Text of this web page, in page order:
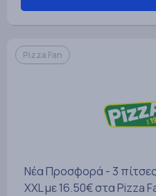
Pizza Fan
Νέα Προσφορά - 3
XXL με 16.50€ στα Pizza